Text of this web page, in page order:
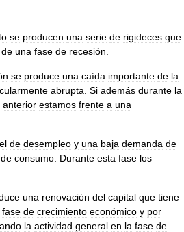
se producen una serie de rigideces que
de una fase de recesión
se produce una caída importante de la
abrupta Si además durante la
anterior estamos frente a una
de desempleo y una baja demanda de
de consumo Durante esta fase los
una renovación del capital que tiene
fase de crecimiento económico y por
la actividad general en la fase de